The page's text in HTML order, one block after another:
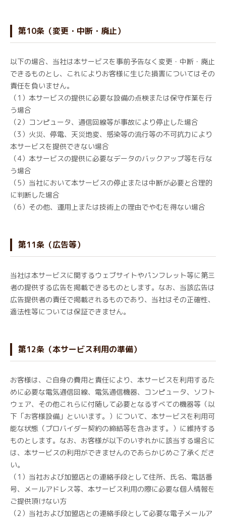
第10条（変更・中断・廃止）
以下の場合、当社は本サービスを事前予告なく変更・中断・廃止
できるものとし、これによりお客様に生じた損害についてはその
責任を負いません。
（1）本サービスの提供に必要な設備の点検または保守作業を行
う場合
（2）コンピュータ、通信回線等が事故により停止した場合
（3）火災、停電、天災地変、感染等の流行等の不可抗力により
本サービスを提供できない場合
（4）本サービスの提供に必要なデータのバックアップ等を行な
う場合
（5）当社において本サービスの停止または中断が必要と合理的
に判断した場合
（6）その他、運用上または技術上の理由でやむを得ない場合
第11条（広告等）
当社は本サービスに関するウェブサイトやパンフレット等に第三
者の提供する広告を掲載できるものとします。なお、当該広告は
広告提供者の責任で掲載されるものであり、当社はその正確性、
適法性等については保証できません。
第12条（本サービス利用の準備）
お客様は、ご自身の費用と責任により、本サービスを利用するた
めに必要な電気通信回線、電気通信機器、コンピュータ、ソフト
ウェア、その他これらに付随して必要となるすべての機器等（以
下「お客様設備」といいます。）について、本サービスを利用可
能な状態（プロバイダー契約の締結等を含みます。）に維持する
ものとします。なお、お客様が以下のいずれかに該当する場合に
は、本サービスの利用ができませんのであらかじめご了承くださ
い。
（1）当社および加盟店との連絡手段として住所、氏名、電話番
号、メールアドレス等、本サービス利用の際に必要な個人情報を
ご提供頂けない方
（2）当社および加盟店との連絡手段として必要な電子メールア